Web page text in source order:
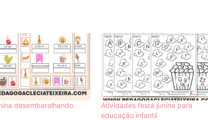
desembaralhando
Atividades festa junina para
educação infantil